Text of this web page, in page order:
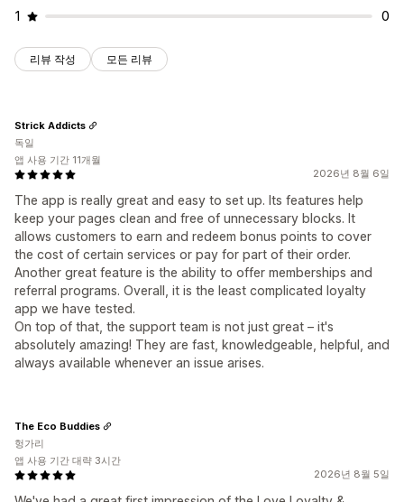
1
0
리뷰 작성 모든 리뷰
2026년 8월 6일
The app is really great and easy to set up. Its features help
keep your pages clean and free of unnecessary blocks. It
allows customers to earn and redeem bonus points to cover
the cost of certain services or pay for part of their order.
Another great feature is the ability to offer memberships and
referral programs. Overall, it is the least complicated loyalty
app we have tested.
On top of that, the support team is not just great – it's
absolutely amazing! They are fast, knowledgeable, helpful, and
always available whenever an issue arises.
Strick Addicts
독일
앱 사용 기간 11개월
2026년 8월 5일
The Eco Buddies
헝가리
앱 사용 기간 대략 3시간